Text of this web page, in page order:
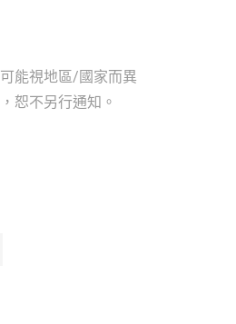
能視地區/國家而異
恕不另行通知。